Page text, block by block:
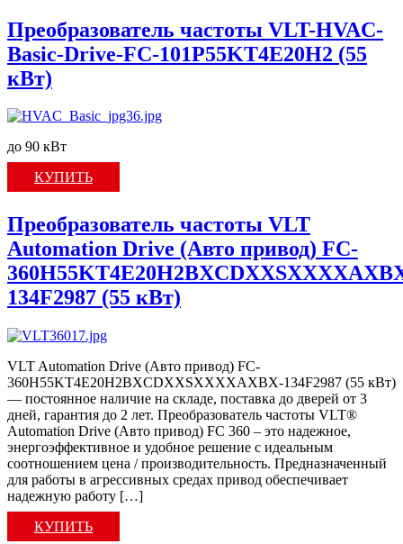
Преобразователь частоты VLT-HVAC-
Basic-Drive-FC-101P55KT4E20H2 (55
кВт)
до 90 кВт
КУПИТЬ
Преобразователь частоты VLT
Automation Drive (Авто привод) FC-
134F2987 (55 кВт)
VLT Automation Drive (Авто привод) FC-
360H55KT4E20H2BXCDXXSXXXXAXBX-134F2987 (55 кВт)
— постоянное наличие на складе, поставка до дверей от 3
дней, гарантия до 2 лет. Преобразователь частоты VLT®
Automation Drive (Авто привод) FC 360 – это надежное,
энергоэффективное и удобное решение с идеальным
соотношением цена / производительность. Предназначенный
для работы в агрессивных средах привод обеспечивает
надежную работу […]
КУПИТЬ